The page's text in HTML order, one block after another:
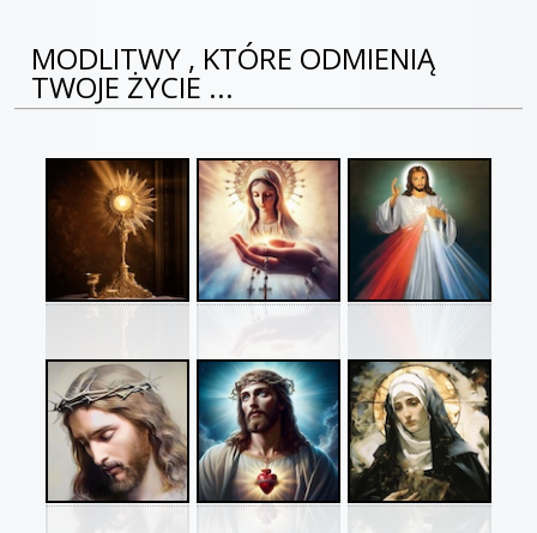
MODLITWY , KTÓRE ODMIENIĄ
TWOJE ŻYCIE ...